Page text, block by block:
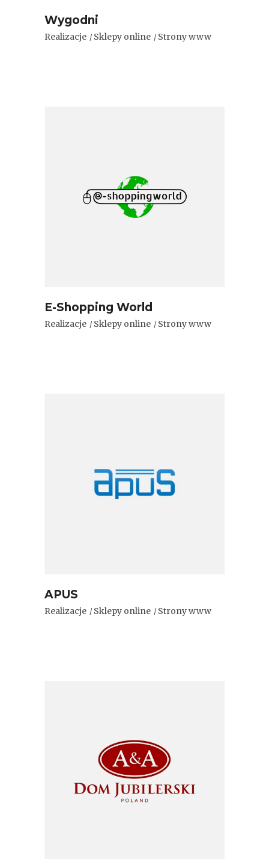
Wygodni
Realizacje Sklepy online Strony www
E-Shopping World
Realizacje Sklepy online Strony www
APUS
Realizacje Sklepy online Strony www